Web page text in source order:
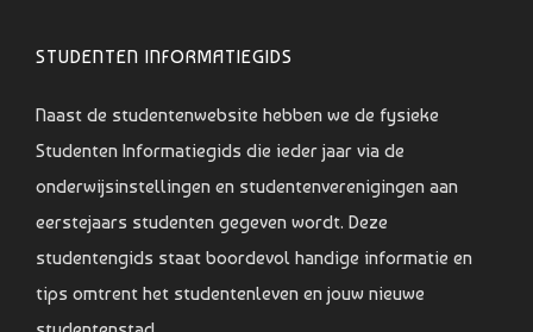
STUDENTEN INFORMATIEGIDS
Naast de studentenwebsite hebben we de fysieke
Studenten Informatiegids die ieder jaar via de
onderwijsinstellingen en studentenverenigingen aan
eerstejaars studenten gegeven wordt. Deze
studentengids staat boordevol handige informatie en
tips omtrent het studentenleven en jouw nieuwe